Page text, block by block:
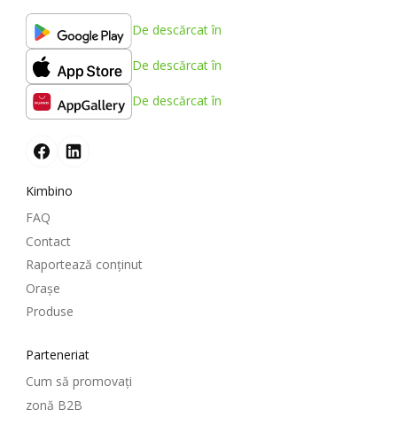
De descărcat în
De descărcat în
De descărcat în
Kimbino
FAQ
Contact
Raportează conținut
Oraşe
Produse
Parteneriat
Cum să promovați
zonă B2B